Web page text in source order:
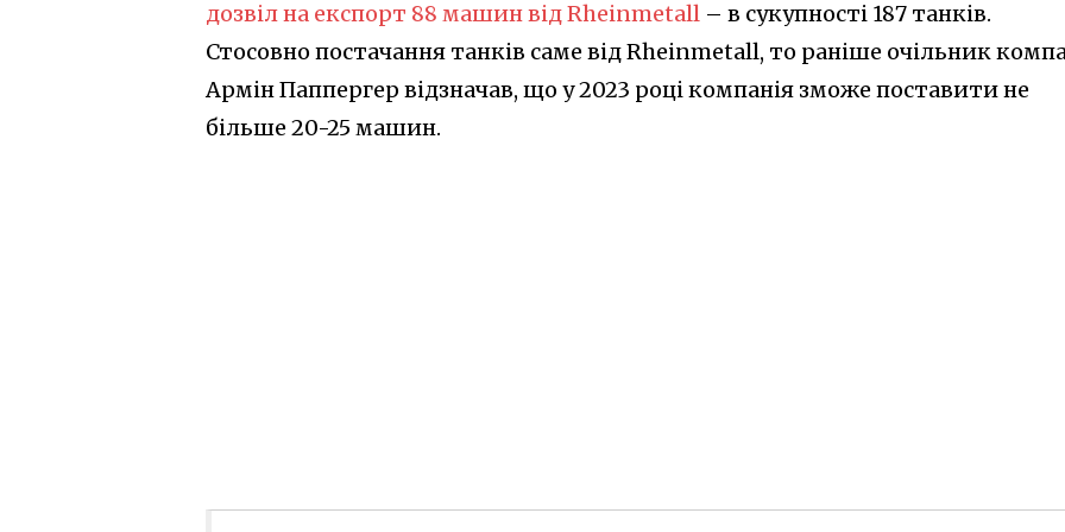
дозвіл на експорт 88 машин від Rheinmetall – в сукупності 187 танків.
Стосовно постачання танків саме від Rheinmetall, то раніше очільник
Армін Паппергер відзначав, що у 2023 році компанія зможе поставити не
більше 20-25 машин.